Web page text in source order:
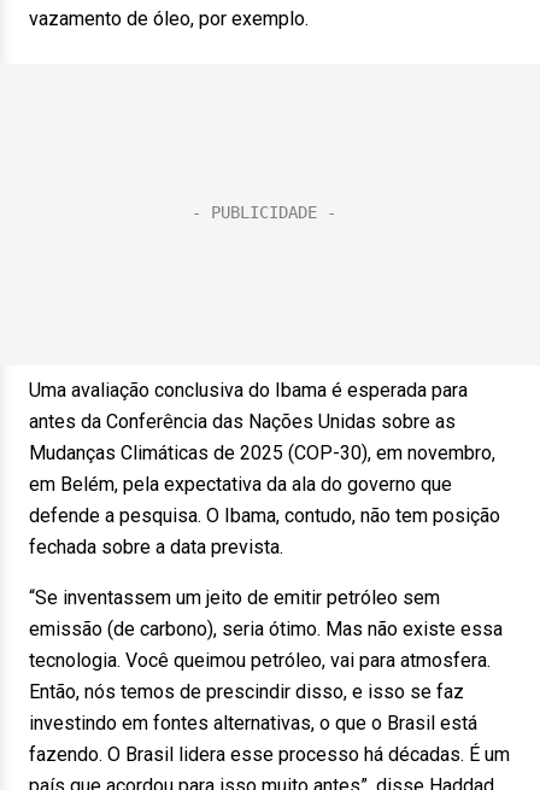
vazamento de óleo, por exemplo.
Uma avaliação conclusiva do Ibama é esperada para
antes da Conferência das Nações Unidas sobre as
Mudanças Climáticas de 2025 (COP-30), em novembro,
em Belém, pela expectativa da ala do governo que
defende a pesquisa. O Ibama, contudo, não tem posição
fechada sobre a data prevista.
“Se inventassem um jeito de emitir petróleo sem
emissão (de carbono), seria ótimo. Mas não existe essa
tecnologia. Você queimou petróleo, vai para atmosfera.
Então, nós temos de prescindir disso, e isso se faz
investindo em fontes alternativas, o que o Brasil está
fazendo. O Brasil lidera esse processo há décadas. É um